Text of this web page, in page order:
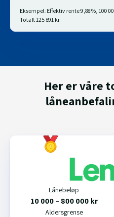
Eksempel: Effektiv rente 9,88 %, 100
Totalt 125 891 kr.
Her er våre
Lånebeløp
10 000 – 800 000 kr
Aldersgrense